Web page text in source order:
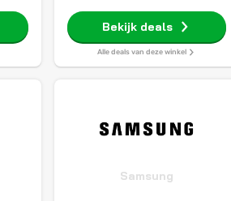
Bekijk deals
Alle deals van deze winkel
Samsung